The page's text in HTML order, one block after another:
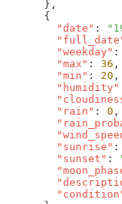
        "date"
:
        "weekday"
:
        "max"
: 36
        "min"
: 20
        "humidity"
        "rain"
: 0
        "sunrise"
:
        "sunset"
: